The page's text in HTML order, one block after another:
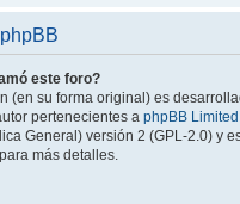
este foro?
(en su forma original) es
pertenecientes a phpBB Limited
General) versión 2 (GPL-2.0) y
para más detalles.